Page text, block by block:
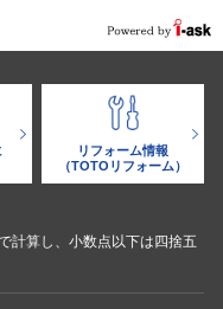
リフォーム情報
（TOTOリフォーム）
計算し、小数点以下は四捨五